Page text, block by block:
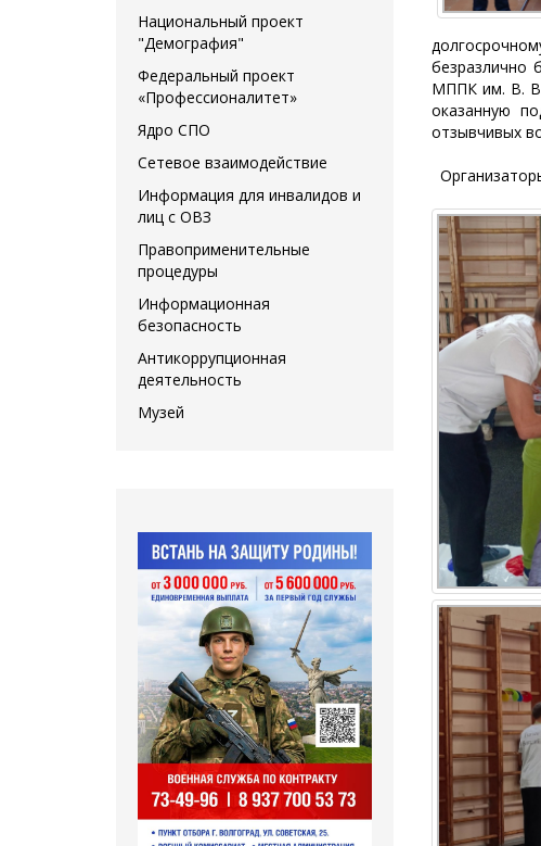
безразлично
МППК им. В. В.
оказанную
отзывчивых
Национальный проект
"Демография"
Федеральный проект
«Профессионалитет»
Ядро СПО
Сетевое взаимодействие
Информация для инвалидов и
лиц с ОВЗ
Правоприменительные
процедуры
Информационная
безопасность
Антикоррупционная
деятельность
Музей